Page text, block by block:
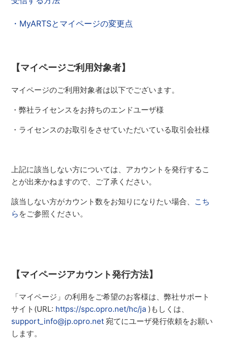
・MyARTSとマイページの変更点
【マイページご利用対象者】
マイページのご利用対象者は以下でございます。
・弊社ライセンスをお持ちのエンドユーザ様
・ライセンスのお取引をさせていただいている取引会社様
上記に該当しない方については、アカウントを発行するこ
とが出来かねますので、ご了承ください。
該当しない方がカウント数をお知りになりたい場合、 こち
ら をご参照ください。
【マイページアカウント発行方法】
「マイページ」の利用をご希望のお客様は、弊社サポート
サイト(URL: https://spc.opro.net/hc/ja )もしくは、
support_info@jp.opro.net 宛てにユーザ発行依頼をお願い
します。